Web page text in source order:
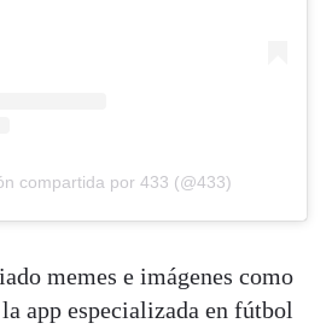
compartida por 433 (@433)
memes e imágenes como
app especializada en fútbol